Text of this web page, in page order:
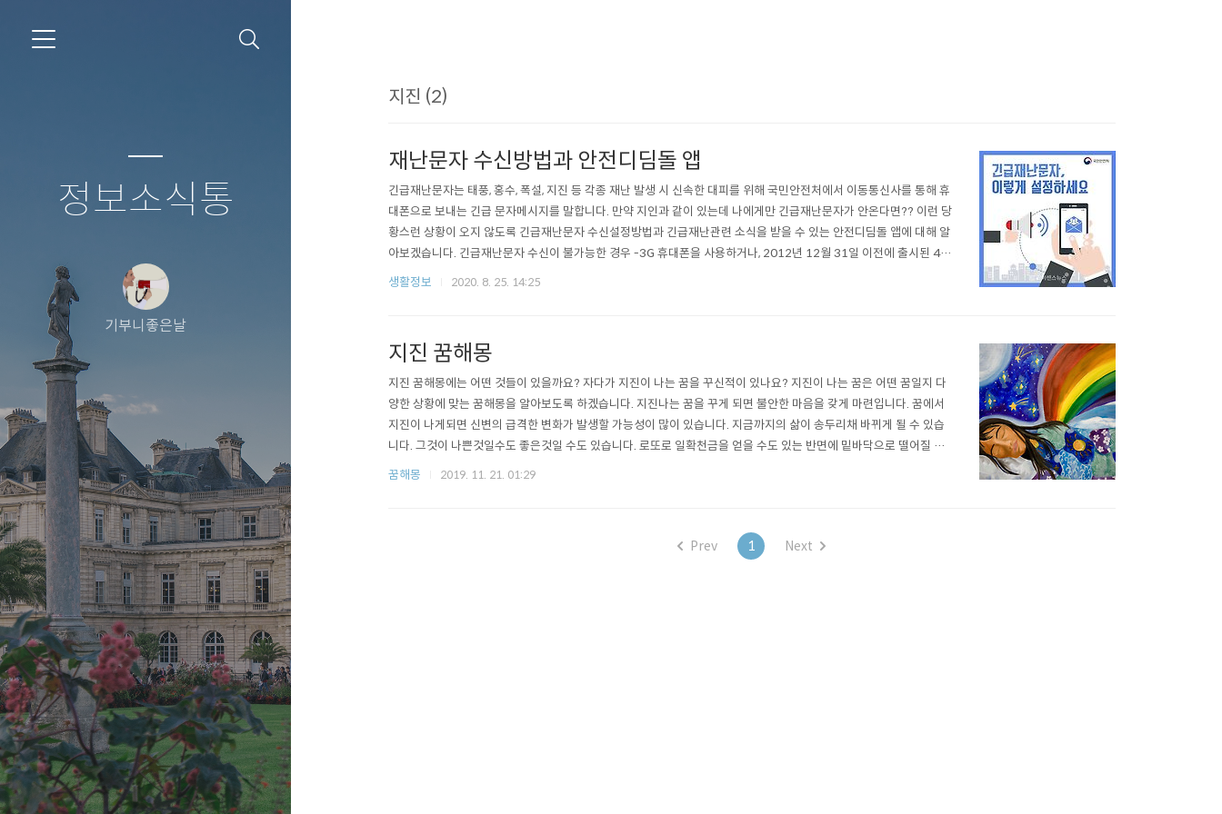
정보소식통
기부니좋은날
지진 (2)
재난문자 수신방법과 안전디딤돌 앱
긴급재난문자는 태풍, 홍수, 폭설, 지진 등 각종 재난 발생 시 신속한 대피를 위해 국민안전처에서 이동통신사를 통해 휴
대폰으로 보내는 긴급 문자메시지를 말합니다. 만약 지인과 같이 있는데 나에게만 긴급재난문자가 안온다면?? 이런 당
황스런 상황이 오지 않도록 긴급재난문자 수신설정방법과 긴급재난관련 소식을 받을 수 있는 안전디딤돌 앱에 대해 알
아보겠습니다. 긴급재난문자 수신이 불가능한 경우 -3G 휴대폰을 사용하거나, 2012년 12월 31일 이전에 출시된 4G
(CBS 수신 불가능) 휴대폰을 사용는 경우 -긴급재난문자 수신 기능을 ‘해제’한 경우 긴급재난문자 수신설정방법 출처:
생활정보 2020. 8. 25. 14:25
지진 꿈해몽
지진 꿈해몽에는 어떤 것들이 있을까요? 자다가 지진이 나는 꿈을 꾸신적이 있나요? 지진이 나는 꿈은 어떤 꿈일지 다
양한 상황에 맞는 꿈해몽을 알아보도록 하겠습니다. 지진나는 꿈을 꾸게 되면 불안한 마음을 갖게 마련입니다. 꿈에서
지진이 나게되면 신변의 급격한 변화가 발생할 가능성이 많이 있습니다. 지금까지의 삶이 송두리채 바뀌게 될 수 있습
니다. 그것이 나쁜것일수도 좋은것일 수도 있습니다. 로또로 일확천금을 얻을 수도 있는 반면에 밑바닥으로 떨어질 수
도 있습니다. 지진나서 건물이 무너지는 꿈은 약간 재밌게 해석될 수 있습니다. 건물이 애매하게 무너지는 경우에는 흉
꿈해몽 2019. 11. 21. 01:29
Prev 1 Next